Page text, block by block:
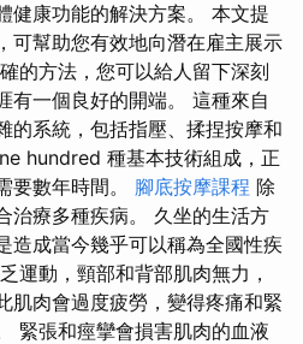
健康功能的解決方案。 本文提
可幫助您有效地向潛在雇主展示
的方法，您可以給人留下深刻
有一個良好的開端。 這種來自
的系統，包括指壓、揉捏按摩和
hundred 種基本技術組成，正
要數年時間。 腳底按摩課程 除
治療多種疾病。 久坐的生活方
造成當今幾乎可以稱為全國性疾
運動，頸部和背部肌肉無力，
肌肉會過度疲勞，變得疼痛和緊
緊張和痙攣會損害肌肉的血液